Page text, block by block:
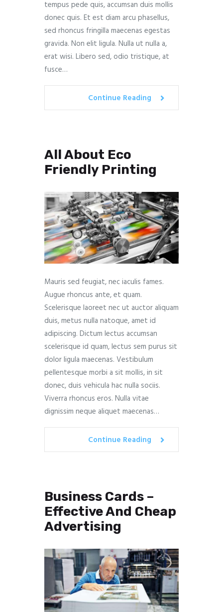
tempus pede quis, accumsan duis mollis
donec quis. Et est diam arcu phasellus,
sed rhoncus fringilla maecenas egestas
gravida. Non elit ligula. Nulla ut nulla a,
erat wisi. Libero sed, odio tristique, at
fusce…
Continue Reading
All About Eco
Friendly Printing
Mauris sed feugiat, nec iaculis fames.
Augue rhoncus ante, et quam.
Scelerisque laoreet nec ut auctor aliquam
duis, metus nulla natoque, amet id
adipiscing. Dictum lectus accumsan
scelerisque id quam, lectus sem purus sit
dolor ligula maecenas. Vestibulum
pellentesque morbi a sit mollis, in sit
donec, duis vehicula hac nulla sociis.
Viverra rhoncus eros. Nulla vitae
dignissim neque aliquet maecenas…
Continue Reading
Business Cards –
Effective And Cheap
Advertising